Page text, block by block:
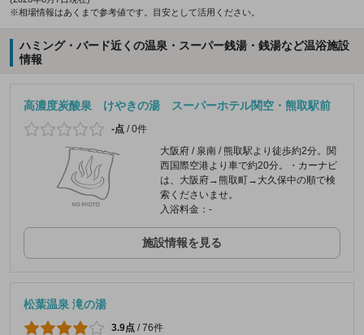
※相場情報はあくまで参考値です。目安として活用ください。
ハミング・バード近くの温泉・スーパー銭湯・銭湯など温浴施設
情報
高濃度炭酸泉 けやきの湯 スーパーホテル関空・熊取駅前
-点 /0件
大阪府 / 泉南 / 熊取駅より徒歩約2分。関
西国際空港より車で約20分。・カーナビ
は、大阪府→熊取町→大久保中の順で検
索くださいませ。
入浴料金：-
施設情報を見る
松葉温泉 滝の湯
3.9点 /76件